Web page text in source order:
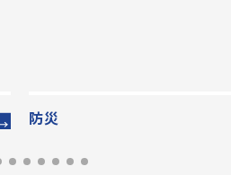
防災